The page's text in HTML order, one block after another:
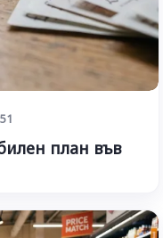
план във